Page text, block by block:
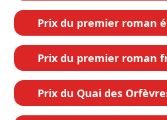
Prix du premier roman
Prix du premier roman
Prix du Quai des